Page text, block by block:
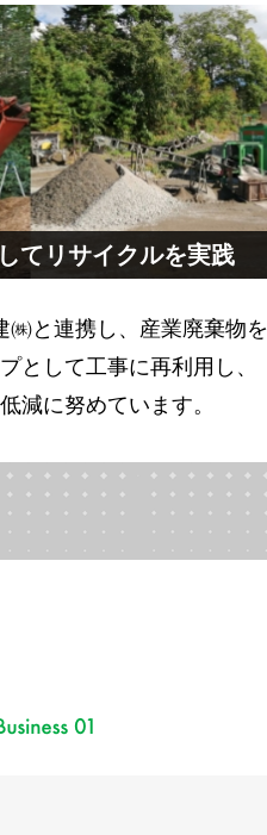
てリサイクルを実践
㈱と連携し、産業廃棄物を
として工事に再利用し、
減に努めています。